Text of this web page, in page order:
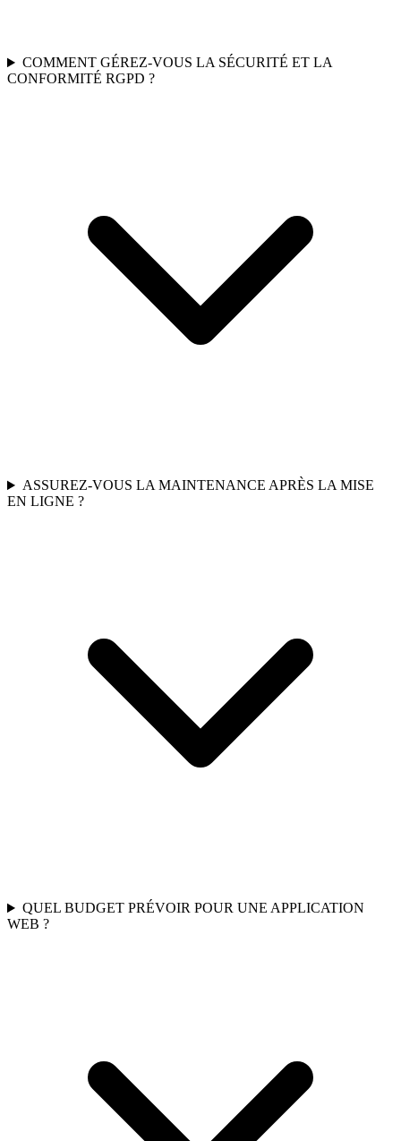
COMMENT GÉREZ-VOUS LA SÉCURITÉ ET LA
CONFORMITÉ RGPD ?
ASSUREZ-VOUS LA MAINTENANCE APRÈS LA MISE
EN LIGNE ?
QUEL BUDGET PRÉVOIR POUR UNE APPLICATION
WEB ?